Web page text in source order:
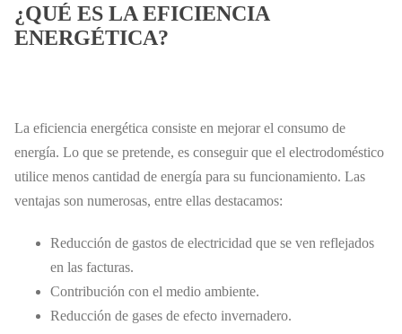
¿QUÉ ES LA EFICIENCIA
ENERGÉTICA?
La eficiencia energética consiste en mejorar el consumo de
energía. Lo que se pretende, es conseguir que el electrodoméstico
utilice menos cantidad de energía para su funcionamiento. Las
ventajas son numerosas, entre ellas destacamos:
Reducción de gastos de electricidad que se ven reflejados
en las facturas.
Contribución con el medio ambiente.
Reducción de gases de efecto invernadero.